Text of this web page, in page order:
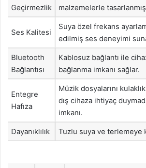
Geçirmezlik
malzemelerle
Ses Kalitesi
Suya özel frekans
edilmiş ses deneyimi
Bluetooth
Bağlantısı
Kablosuz bağlantı ile
bağlanma imkanı sağlar.
Entegre
Hafıza
Müzik dosyalarını
dış cihaza ihtiyaç
imkanı.
Dayanıklılık Tuzlu suya ve terlemeye